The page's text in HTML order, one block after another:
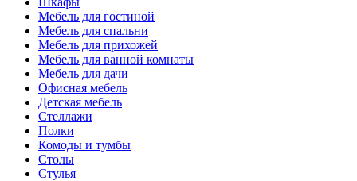
Мебель для гостиной
Мебель для спальни
Мебель для прихожей
Мебель для ванной комнаты
Мебель для дачи
Офисная мебель
Детская мебель
Стеллажи
Полки
Комоды и тумбы
Столы
Стулья